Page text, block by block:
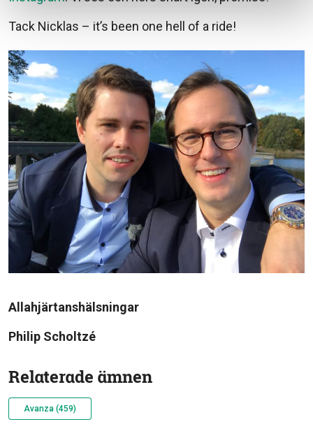
Tack Nicklas – it’s been one hell of a ride!
Allahjärtanshälsningar
Philip Scholtzé
Relaterade ämnen
Avanza (459)